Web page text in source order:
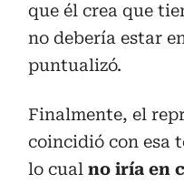
que él crea que
no debería estar
puntualizó.
Finalmente, el
coincidió con esa
lo cual no iría en